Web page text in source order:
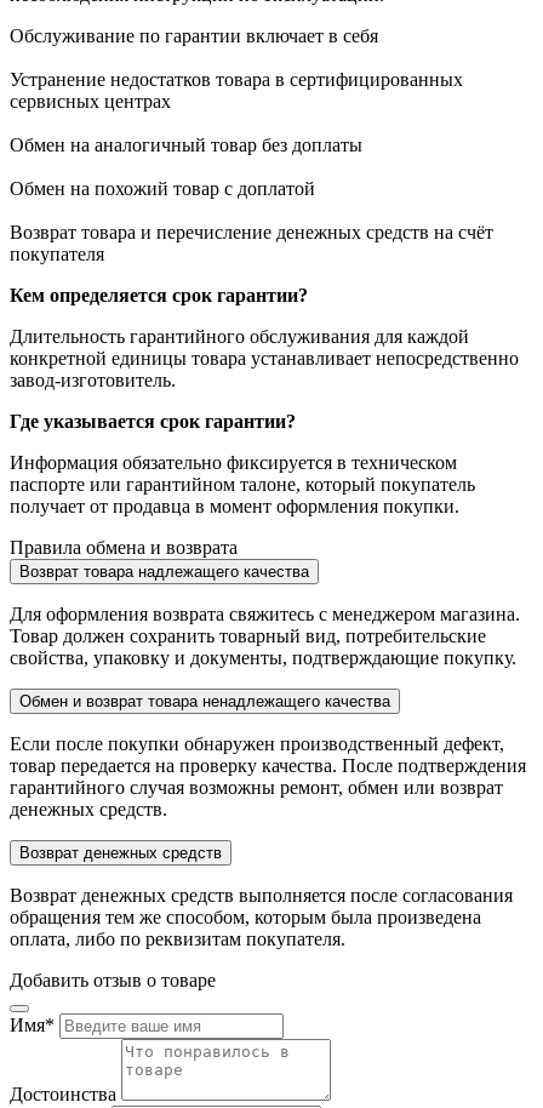
Обслуживание по гарантии включает в себя
Устранение недостатков товара в сертифицированных
сервисных центрах
Обмен на аналогичный товар без доплаты
Обмен на похожий товар с доплатой
Возврат товара и перечисление денежных средств на счёт
покупателя
Кем определяется срок гарантии?
Длительность гарантийного обслуживания для каждой
конкретной единицы товара устанавливает непосредственно
завод-изготовитель.
Где указывается срок гарантии?
Информация обязательно фиксируется в техническом
паспорте или гарантийном талоне, который покупатель
получает от продавца в момент оформления покупки.
Правила обмена и возврата
Возврат товара надлежащего качества
Для оформления возврата свяжитесь с менеджером магазина.
Товар должен сохранить товарный вид, потребительские
свойства, упаковку и документы, подтверждающие покупку.
Обмен и возврат товара ненадлежащего качества
Если после покупки обнаружен производственный дефект,
товар передается на проверку качества. После подтверждения
гарантийного случая возможны ремонт, обмен или возврат
денежных средств.
Возврат денежных средств
Возврат денежных средств выполняется после согласования
обращения тем же способом, которым была произведена
оплата, либо по реквизитам покупателя.
Добавить отзыв о товаре
Имя*
Достоинства